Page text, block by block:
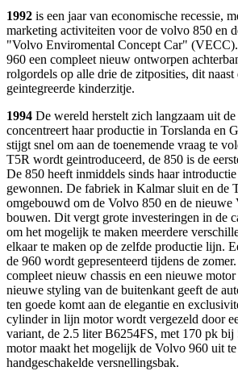
1992 is een jaar van economische recessie,
marketing activiteiten voor de volvo 850 en
"Volvo Enviromental Concept Car"
960 een compleet nieuw ontworpen
rolgordels op alle drie de zitposities, dit naast
geintegreerde kinderzitje.
1994 De wereld herstelt zich langzaam uit
concentreert haar productie in Torslanda en
stijgt snel om aan de toenemende vraag te
T5R wordt geintroduceerd, de 850 is de
De 850 heeft inmiddels sinds haar
gewonnen. De fabriek in Kalmar sluit en de
omgebouwd om de Volvo 850 en de nieuwe
bouwen. Dit vergt grote investeringen in de
om het mogelijk te maken meerdere
elkaar te maken op de zelfde productie lijn.
de 960 wordt gepresenteerd tijdens de
compleet nieuw chassis en een nieuwe
nieuwe styling van de buitenkant geeft de
ten goede komt aan de elegantie en
cylinder in lijn motor wordt vergezeld door
variant, de 2.5 liter B6254FS, met 170 pk
motor maakt het mogelijk de Volvo 960 uit te
handgeschakelde versnellingsbak.